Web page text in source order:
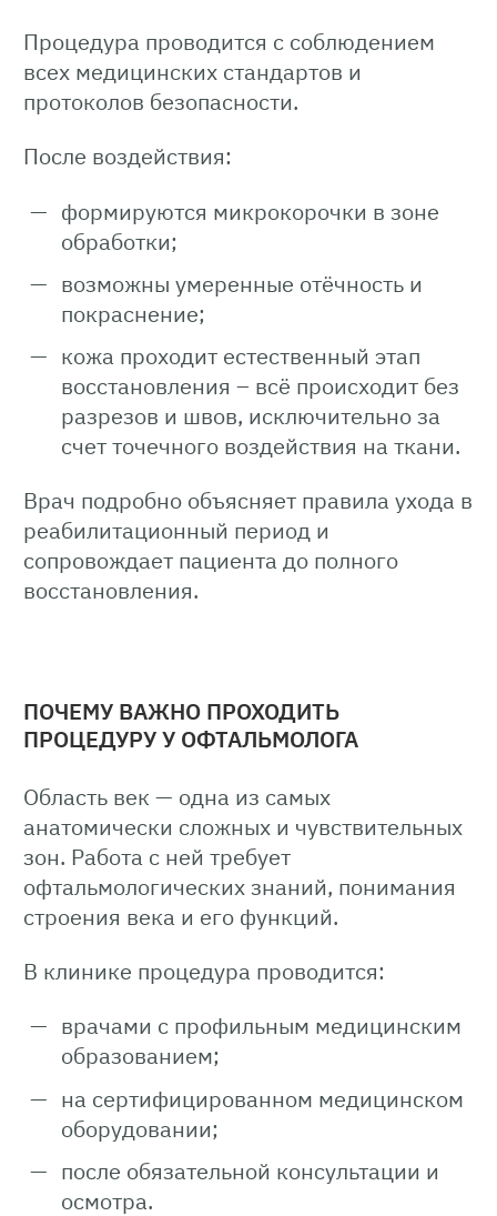
Процедура проводится с соблюдением
всех медицинских стандартов и
протоколов безопасности.
После воздействия:
формируются микрокорочки в зоне
обработки;
возможны умеренные отёчность и
покраснение;
кожа проходит естественный этап
восстановления – всё происходит без
разрезов и швов, исключительно за
счет точечного воздействия на ткани.
Врач подробно объясняет правила ухода в
реабилитационный период и
сопровождает пациента до полного
восстановления.
ПОЧЕМУ ВАЖНО ПРОХОДИТЬ
ПРОЦЕДУРУ У ОФТАЛЬМОЛОГА
Область век — одна из самых
анатомически сложных и чувствительных
зон. Работа с ней требует
офтальмологических знаний, понимания
строения века и его функций.
В клинике процедура проводится:
врачами с профильным медицинским
образованием;
на сертифицированном медицинском
оборудовании;
после обязательной консультации и
осмотра.